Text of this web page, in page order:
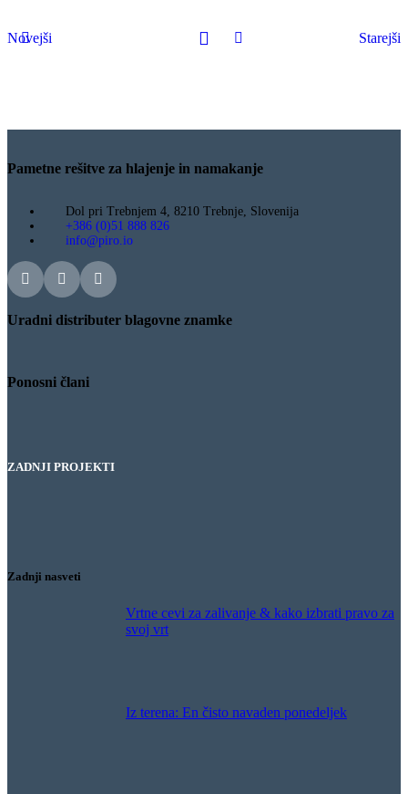
Novejši Starejši
Pametne rešitve za hlajenje in namakanje
Dol pri Trebnjem 4, 8210 Trebnje, Slovenija
+386 (0)51 888 826
info@piro.io
Uradni distributer blagovne znamke
Ponosni člani
ZADNJI PROJEKTI
Puranja farma – Hlajenje hleva
Zadnji nasveti
Vrtne cevi za zalivanje & kako izbrati pravo za
svoj vrt
Iz terena: En čisto navaden ponedeljek